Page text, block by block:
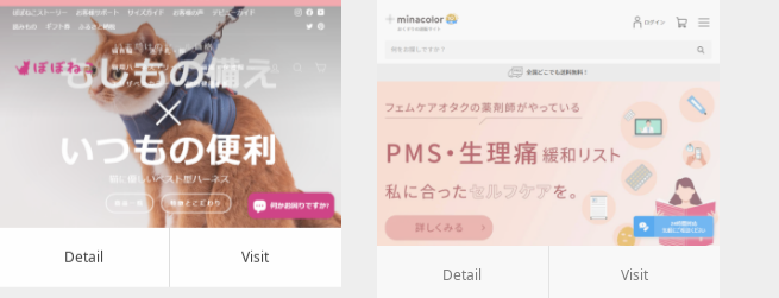
ンショップ
Category:ペット
Detail Visit
ビューティー・ヘルス
Detail Visit